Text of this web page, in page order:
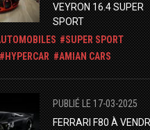
VEYRON 16.4 SUPER
SPORT
SUPER SPORT
HYPERCAR AMIAN CARS
PUBLIÉ LE 17-03-2025
​FERRARI F80 À